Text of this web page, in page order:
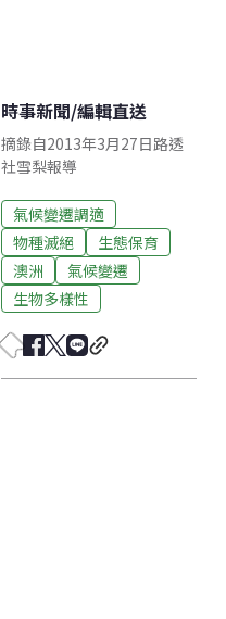
時事新聞/編輯直送
摘錄自2013年3月27日路透
社雪梨報導
氣候變遷調適
物種滅絕
生態保育
澳洲
氣候變遷
生物多樣性